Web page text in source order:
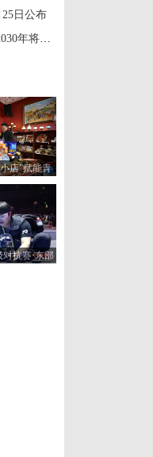
日公布
山东出台“十五五”测绘地理信息发展方案，2030年将建成全域实景三维山东
店”赋能青
力
对抗赛·东部